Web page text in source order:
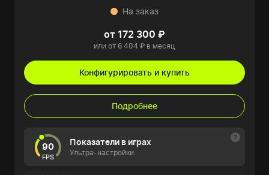
На заказ
от 172 300 ₽
или от 6 404 ₽ в месяц
Конфигурировать и купить
Подробнее
90
FPS
Показатели в играх
Ультра-настройки